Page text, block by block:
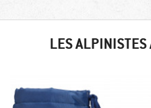
LES ALPINISTES